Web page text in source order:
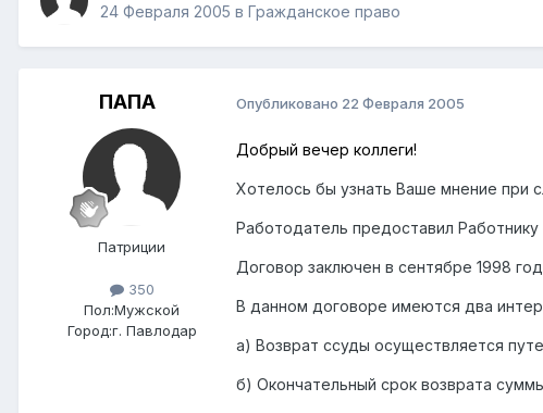
24 Февраля 2005 в Гражданское право
ПАПА
Патриции
350
Пол:Мужской
Город:г. Павлодар
Опубликовано 22 Февраля 2005
Добрый вечер коллеги!
Хотелось бы узнать Ваше мнение при
Работодатель предоставил
Договор заключен в сентябре 1998
В данном договоре имеются два
а) Возврат ссуды осуществляется
б) Окончательный срок возврата